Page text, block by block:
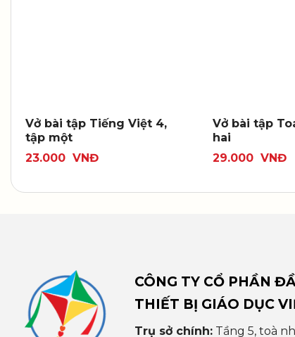
Vở bài tập Tiếng Việt 4,
tập một
23.000 VNĐ
Vở bài tập
hai
29.000 VNĐ
CÔNG TY CỔ PHẦN
THIẾT BỊ GIÁO DỤC
Trụ sở chính:Tầng 5, toà